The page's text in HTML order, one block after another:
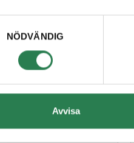
NÖDVÄNDIG
Avvisa